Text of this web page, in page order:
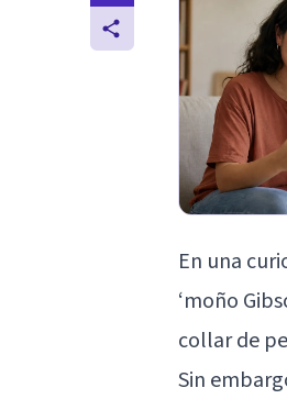
En una
‘moño
collar de
Sin